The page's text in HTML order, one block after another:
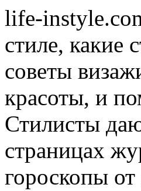
life-
стиле, какие
советы
красоты, и
Стилисты
страницах
гороскопы от